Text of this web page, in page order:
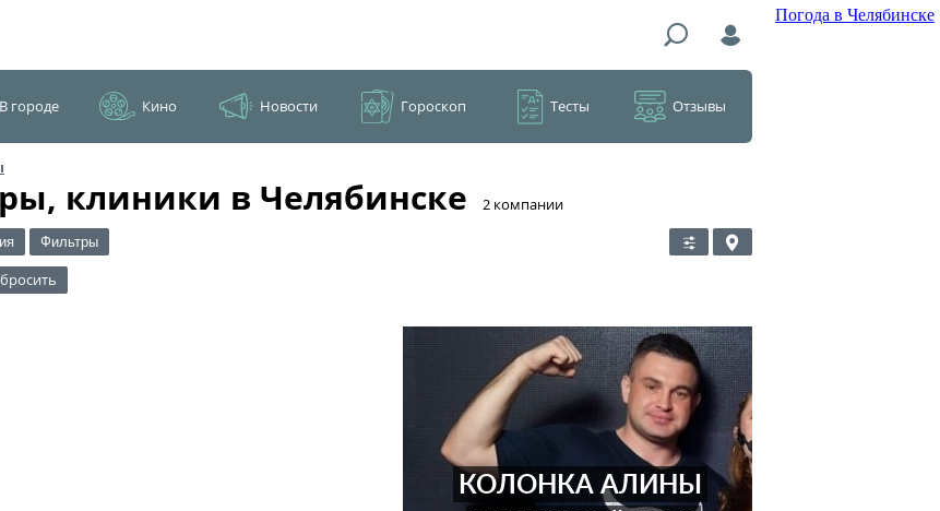
Погода в Челябинске
В городе Кино Новости Гороскоп Тесты Отзывы
клиники в Челябинске ​2 компании
Фильтры
КОЛОНКА АЛИНЫ